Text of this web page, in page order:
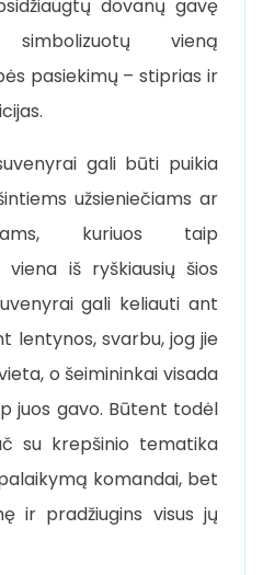
dovanų gavę
vieną
pasiekimų – stiprias ir
gali būti puikia
užsieniečiams ar
kuriuos taip
viena iš ryškiausių šios
gali keliauti ant
lentynos, svarbu, jog jie
o šeimininkai visada
juos gavo. Būtent todėl
su krepšinio tematika
komandai, bet
ir pradžiugins visus jų